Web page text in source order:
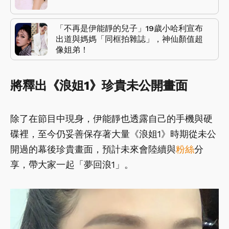
「不再是伊能靜的兒子」19歲小哈利宣布
出道與媽媽「同框拍雜誌」，神仙顏值超
像姐弟！
將釋出《浪姐1》珍貴未公開畫面
除了在節目中現身，伊能靜也透露自己的手機與硬
碟裡，至今仍妥善保存著大量《浪姐1》時期從未公
開過的幕後珍貴畫面，預計未來會陸續與粉絲分
享，帶大家一起「夢回浪1」。